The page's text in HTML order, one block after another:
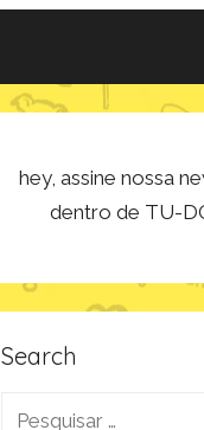
hey, assine nossa
dentro de TU-
Search
Pesquisar